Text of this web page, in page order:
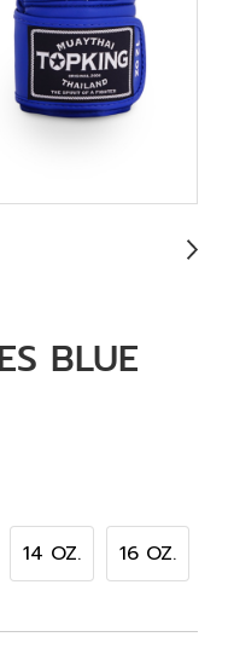
BLUE
14 OZ. 16 OZ.